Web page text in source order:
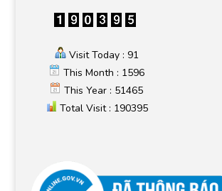
Visit Today : 91
This Month : 1596
This Year : 51465
Total Visit : 190395